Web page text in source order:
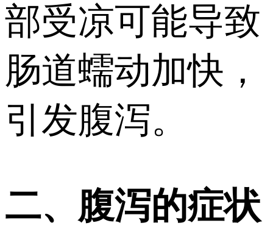
部受凉可能导致
肠道蠕动加快，
引发腹泻。
二、腹泻的症状